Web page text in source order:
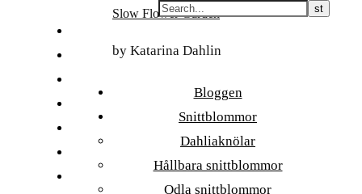
Slow Flower Garden
by Katarina Dahlin
Bloggen
Snittblommor
Dahliaknölar
Hållbara snittblommor
Odla snittblommor